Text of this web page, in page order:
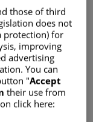
those of third
does not
protection) for
improving
advertising
You can
"Accept
their use from
click here: